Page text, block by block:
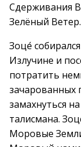
Сдерживания
Зелёный Ветер.
Зоце́
Излучине и
потратить
зачарованных
замахнуться
талисмана.
Моровые